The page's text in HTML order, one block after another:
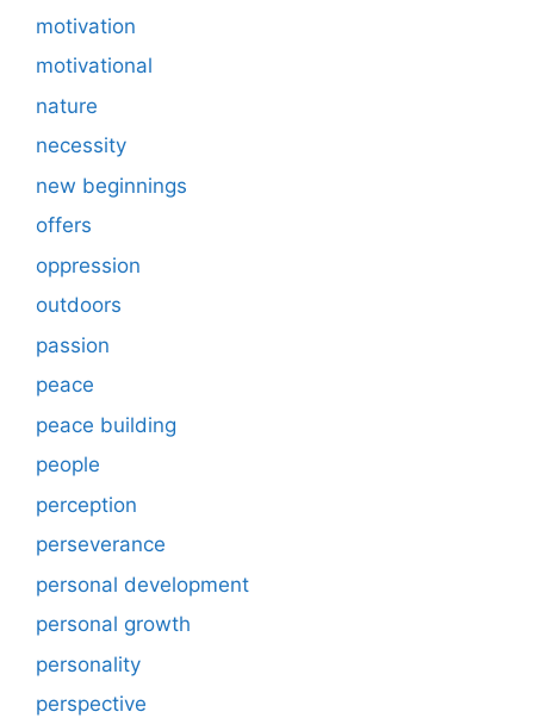
motivation
motivational
nature
necessity
new beginnings
offers
oppression
outdoors
passion
peace
peace building
people
perception
perseverance
personal development
personal growth
personality
perspective